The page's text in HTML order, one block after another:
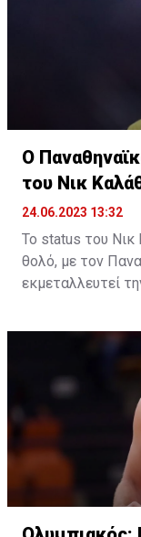
σύμφωνα με το
διοργάνωση
συμμετοχή της
Το μόνο που
κάτι που θα
θα αποφασιστεί
Τουρκ Τέλεκομ
Ο
του Νικ
24.06.2023 13:32
Το status του Νικ
θολό, με τον
εκμεταλλευτεί
αρκετές
στοχεύσει σε
βέβαια
κάποιων εκ των
κομμάτια του
Ένας εξ αυτών ο
υπέγραψε διετές
καλοκαίρι,
ενδεχόμενο της